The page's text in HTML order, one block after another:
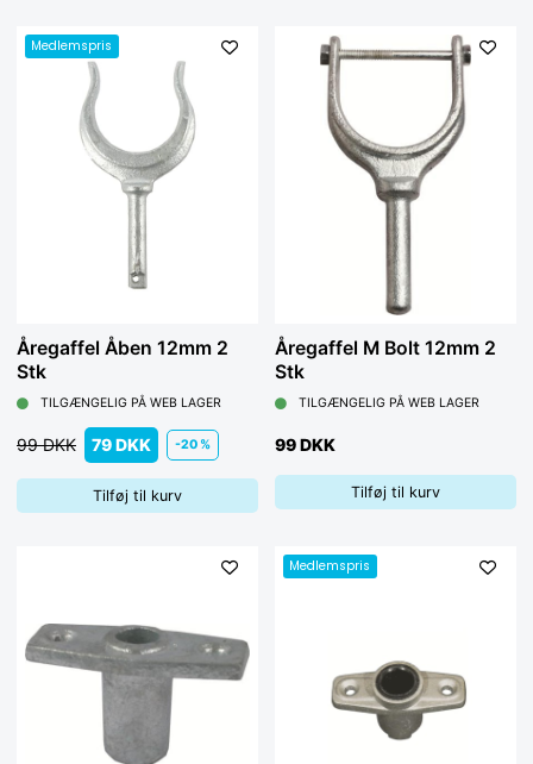
Medlemspris
Åregaffel Åben 12mm 2
Stk
TILGÆNGELIG PÅ WEB LAGER
79 DKK
99 DKK -20 %
Tilføj til kurv
Åregaffel M Bolt 12mm 2
Stk
TILGÆNGELIG PÅ WEB LAGER
99 DKK
Tilføj til kurv
Medlemspris